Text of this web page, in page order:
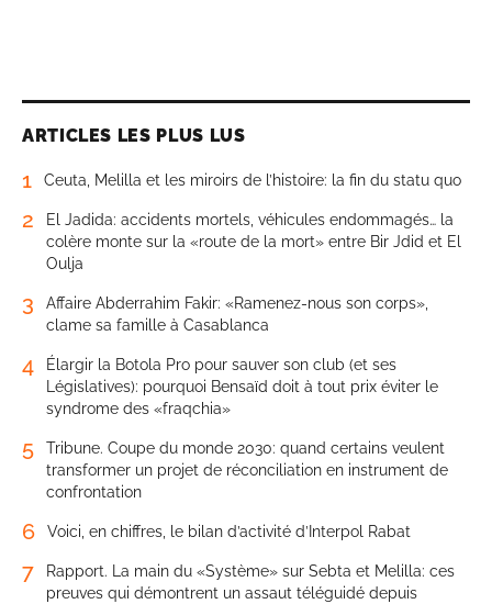
ARTICLES LES PLUS LUS
1 Ceuta, Melilla et les miroirs de l’histoire: la fin du statu quo
2
El Jadida: accidents mortels, véhicules endommagés… la
colère monte sur la «route de la mort» entre Bir Jdid et El
Oulja
3
Affaire Abderrahim Fakir: «Ramenez-nous son corps»,
clame sa famille à Casablanca
4
Élargir la Botola Pro pour sauver son club (et ses
Législatives): pourquoi Bensaïd doit à tout prix éviter le
syndrome des «fraqchia»
5
Tribune. Coupe du monde 2030: quand certains veulent
transformer un projet de réconciliation en instrument de
confrontation
6 Voici, en chiffres, le bilan d’activité d’Interpol Rabat
7
Rapport. La main du «Système» sur Sebta et Melilla: ces
preuves qui démontrent un assaut téléguidé depuis